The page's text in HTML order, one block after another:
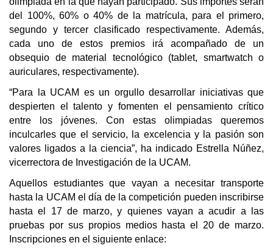
del 100%, 60% o 40% de la matrícula, para el primero,
segundo y tercer clasificado respectivamente. Además,
cada uno de estos premios irá acompañado de un
obsequio de material tecnológico (tablet, smartwatch o
auriculares, respectivamente).
“Para la UCAM es un orgullo desarrollar iniciativas que
despierten el talento y fomenten el pensamiento crítico
entre los jóvenes. Con estas olimpiadas queremos
inculcarles que el servicio, la excelencia y la pasión son
valores ligados a la ciencia”, ha indicado Estrella Núñez,
vicerrectora de Investigación de la UCAM.
Aquellos estudiantes que vayan a necesitar transporte
hasta la UCAM el día de la competición pueden inscribirse
hasta el 17 de marzo, y quienes vayan a acudir a las
pruebas por sus propios medios hasta el 20 de marzo.
Inscripciones en el siguiente enlace: